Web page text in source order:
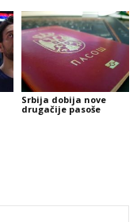
Srbija dobija nove
drugačije pasoše